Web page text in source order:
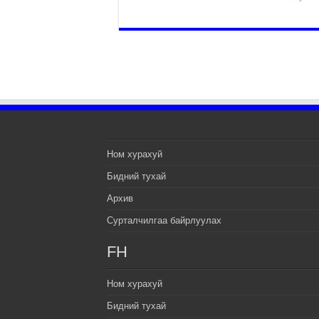
Ном хурахуй
Бидний тухай
Архив
Сурталчилгаа байрлуулах
FH
Ном хурахуй
Бидний тухай